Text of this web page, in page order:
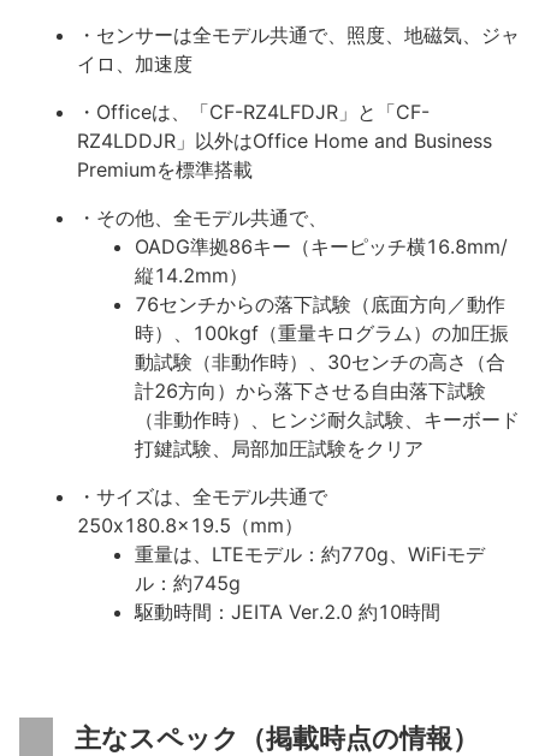
・センサーは全モデル共通で、照度、地磁気、ジャ
イロ、加速度
・Officeは、「CF-RZ4LFDJR」と「CF-
RZ4LDDJR」以外はOffice Home and Business
Premiumを標準搭載
・その他、全モデル共通で、
OADG準拠86キー（キーピッチ横16.8mm/
縦14.2mm）
76センチからの落下試験（底面方向／動作
時）、100kgf（重量キログラム）の加圧振
動試験（非動作時）、30センチの高さ（合
計26方向）から落下させる自由落下試験
（非動作時）、ヒンジ耐久試験、キーボード
打鍵試験、局部加圧試験をクリア
・サイズは、全モデル共通で
250x180.8x19.5（mm）
重量は、LTEモデル：約770g、WiFiモデ
ル：約745g
駆動時間：JEITA Ver.2.0 約10時間
主なスペック（掲載時点の情報）